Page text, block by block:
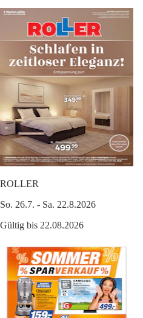
ROLLER
So. 26.7. - Sa. 22.8.2026
Gültig bis 22.08.2026